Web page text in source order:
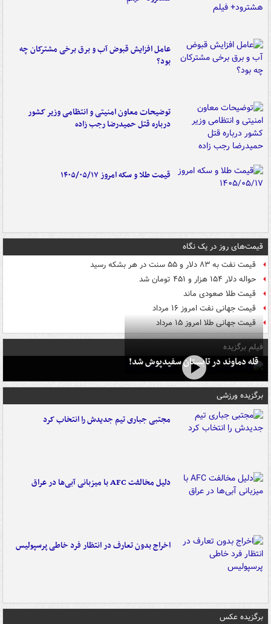
عامل افزایش قبوض آب و برق برخی مشترکان چه
بود؟
توضیحات معاون امنیتی و انتظامی وزیر کشور
درباره قتل حمیدرضا رجب زاده
قیمت طلا و سکه امروز ۱۴۰۵/۰۵/۱۷
قیمت‌های روز در یک نگاه
قیمت نفت به ۸۳ دلار و ۵۵ سنت در هر بشکه رسید
حواله دلار ۱۵۴ هزار و ۴۵۱ تومان شد
قیمت طلا صعودی ماند
قیمت جهانی نفت امروز ۱۶ مرداد
قیمت جهانی طلا امروز ۱۵ مرداد
فیلم برگزیده
قله دماوند در تابستان سفیدپوش شد!
برگزیده ورزشی
مجتبی جباری تیم جدیدش را انتخاب کرد
دلیل مخالفت AFC با میزبانی آبی‌ها در عراق
اخراج بدون تعارف در انتظار فرد خاطی پرسپولیس
برگزیده عکس